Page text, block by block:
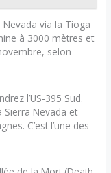
via la Tioga
à 3000 mètres et
selon
l’US-395 Sud.
Sierra Nevada et
C’est l’une des